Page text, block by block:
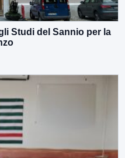
Studi del Sannio per la